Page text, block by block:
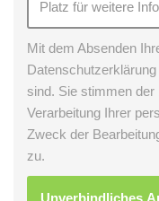
Mit dem Absenden
sind. Sie stimmen der
Verarbeitung Ihrer
Zweck der
zu.